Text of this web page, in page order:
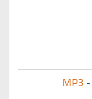
-
MP3